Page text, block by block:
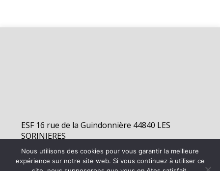
ESF 16 rue de la Guindonnière 44840 LES
SORINIERES
2026 - Elan Sorinières Football | Site internet réalisé par
Nous utilisons des cookies pour vous garantir la meilleure
expérience sur notre site web. Si vous continuez à utiliser ce